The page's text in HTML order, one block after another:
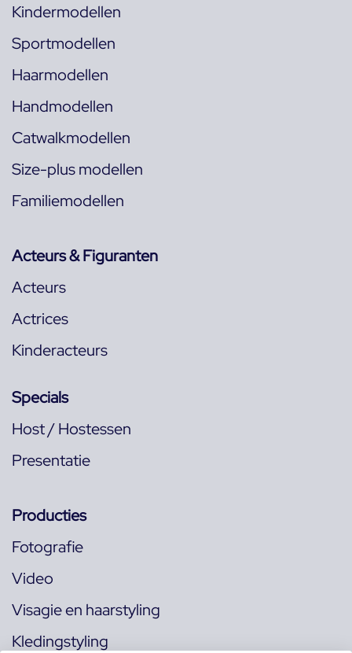
Kindermodellen
Sportmodellen
Haarmodellen
Handmodellen
Catwalkmodellen
Size-plus modellen
Familiemodellen
Acteurs & Figuranten
Acteurs
Actrices
Kinderacteurs
Specials
Host / Hostessen
Presentatie
Producties
Fotografie
Video
Visagie en haarstyling
Kledingstyling